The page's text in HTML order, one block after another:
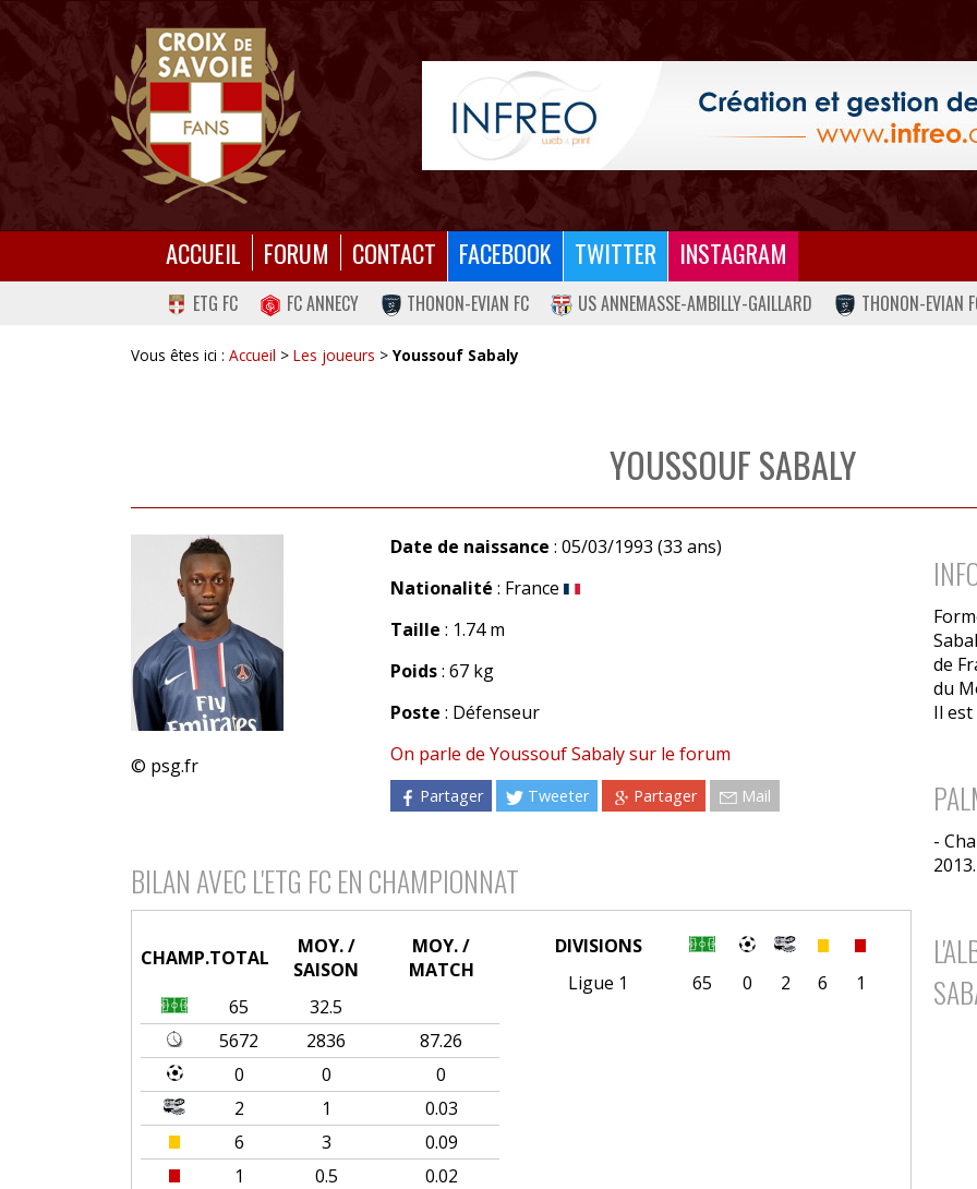
ACCUEIL FORUM CONTACT FACEBOOK TWITTER INSTAGRAM
ETG FC FC ANNECY THONON-EVIAN FC US ANNEMASSE-AMBILLY-GAILLARD THONON-EVIAN
Vous êtes ici : Accueil > Les joueurs > Youssouf Sabaly
YOUSSOUF SABALY
© psg.fr
Date de naissance : 05/03/1993 (33 ans)
Nationalité : France
Taille : 1.74 m
Poids: 67 kg
Poste : Défenseur
On parle de Youssouf Sabaly sur le forum
Partager Tweeter Partager Mail
BILAN AVEC L'ETG FC EN CHAMPIONNAT
CHAMP.TOTAL
MOY. /
SAISON
MOY. /
MATCH
65
32.5
5672
2836
87.26
0
0
0
2
1
0.03
6
3
0.09
1
0.5 0.02
DIVISIONS
Ligue 1
65 0 2 6 1
de
du
Il
-
2013.